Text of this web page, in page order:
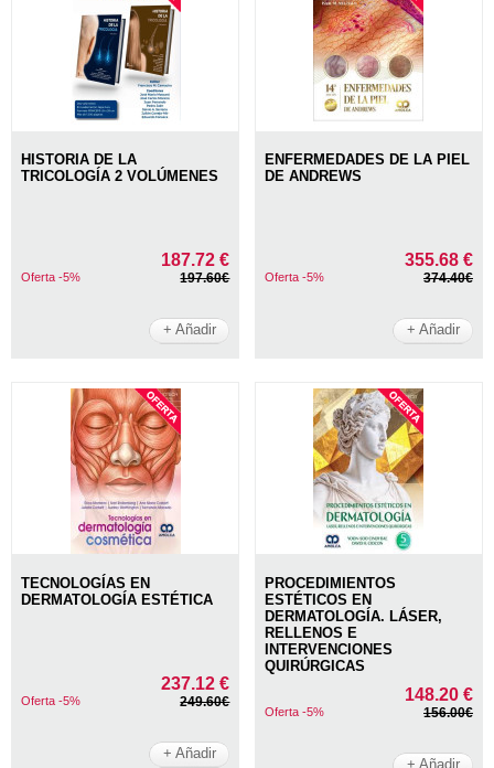
HISTORIA DE LA
TRICOLOGÍA 2 VOLÚMENES
187.72 €
Oferta -5% 197.60€
+ Añadir
ENFERMEDADES DE LA PIEL
DE ANDREWS
355.68 €
Oferta -5% 374.40€
+ Añadir
TECNOLOGÍAS EN
DERMATOLOGÍA ESTÉTICA
237.12 €
Oferta -5% 249.60€
+ Añadir
PROCEDIMIENTOS
ESTÉTICOS EN
DERMATOLOGÍA. LÁSER,
RELLENOS E
INTERVENCIONES
QUIRÚRGICAS
148.20 €
Oferta -5% 156.00€
+ Añadir